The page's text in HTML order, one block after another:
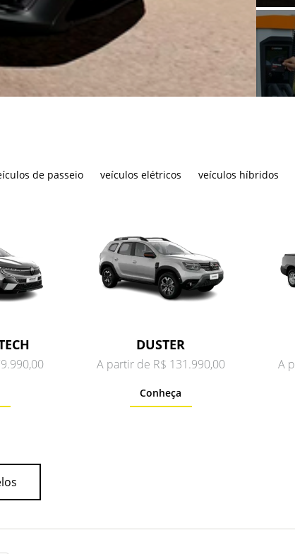
de passeio veículos elétricos veículos híbridos
DUSTER
A partir de R$ 131.990,00
Conheça
A